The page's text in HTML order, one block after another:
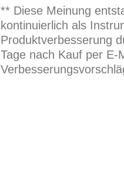
** Diese Meinung
kontinuierlich als
Produktverbesserung
Tage nach Kauf per E-